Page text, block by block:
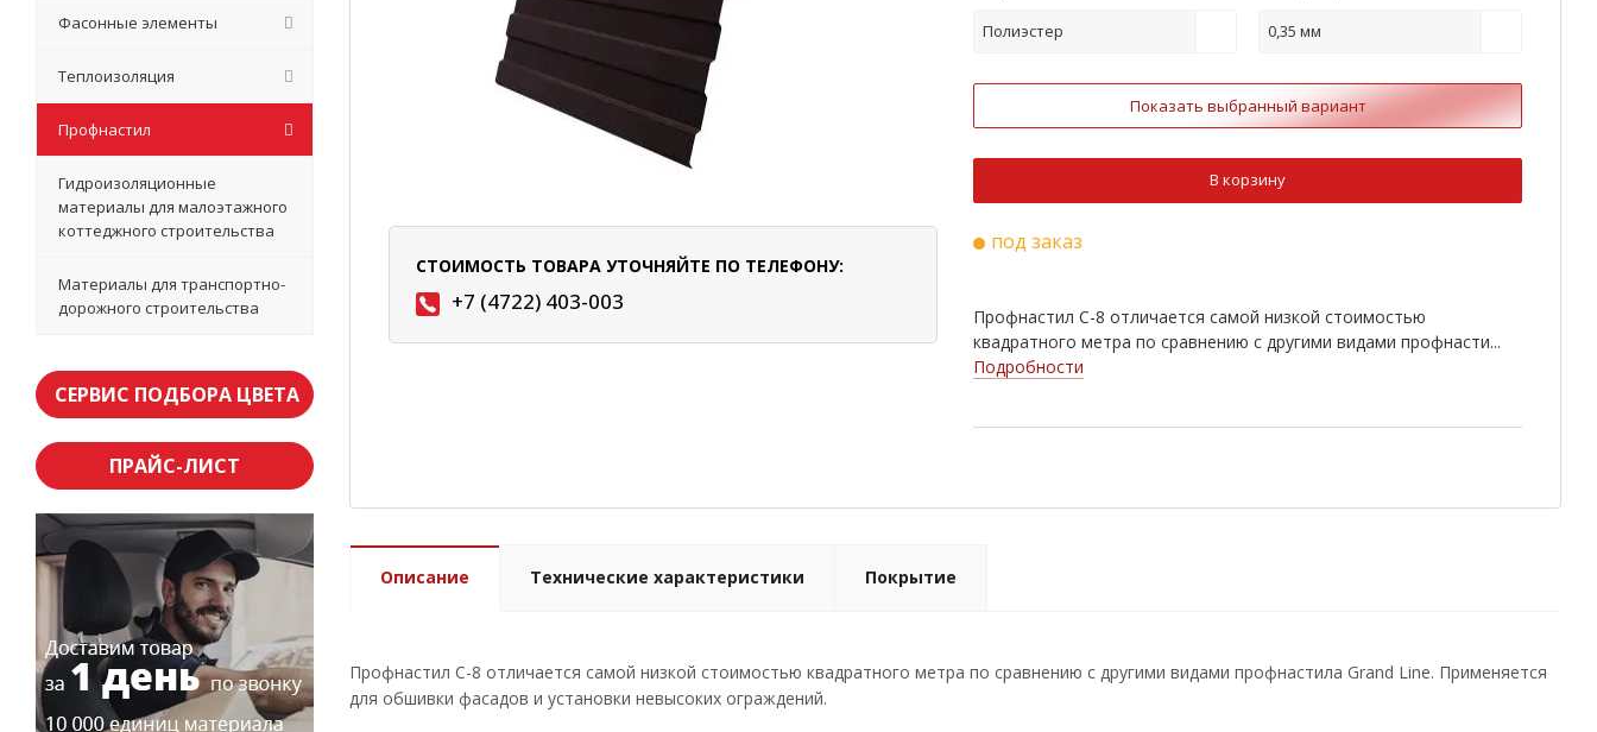
СТОИМОСТЬ ТОВАРА УТОЧНЯЙТЕ ПО ТЕЛЕФОНУ:
+7 (4722) 403-003
Полиэстер 0,35 мм
Показать выбранный вариант
В корзину
под заказ
Профнастил С-8 отличается самой низкой стоимостью
квадратного метра по сравнению с другими видами профнасти...
Подробности
Описание Технические характеристики Покрытие
Профнастил С-8 отличается самой низкой стоимостью квадратного метра по сравнению с другими видами профнастила Grand Line. Применяется
для обшивки фасадов и установки невысоких ограждений.
Фасонные элементы
Теплоизоляция
Профнастил
Гидроизоляционные
материалы для малоэтажного
коттеджного строительства
Материалы для транспортно-
дорожного строительства
СЕРВИС ПОДБОРА ЦВЕТА
ПРАЙС-ЛИСТ